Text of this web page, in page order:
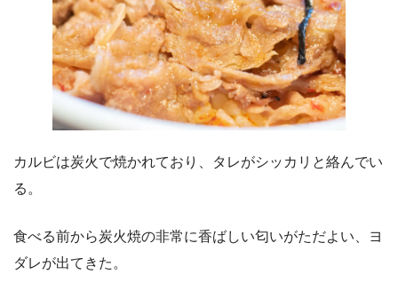
カルビは炭火で焼かれており、タレがシッカリと絡んでい
る。
食べる前から炭火焼の非常に香ばしい匂いがただよい、ヨ
ダレが出てきた。